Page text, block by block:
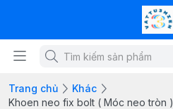
Trang chủ
Khác
Khoen neo fix bolt ( Móc neo tròn